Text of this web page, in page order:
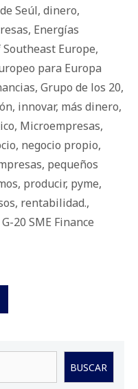
Seúl, dinero,
, Energías
Europe,
para Europa
, Grupo de los 20,
, innovar, más dinero,
, Microempresas,
, negocio propio,
, pequeños
, producir, pyme,
, rentabilidad.,
20 SME Finance
BUSCAR